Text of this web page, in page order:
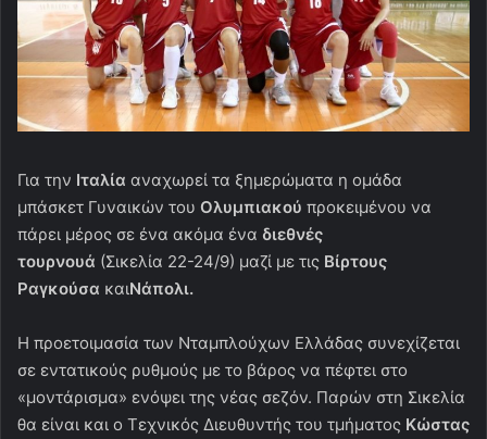
Για την Ιταλία αναχωρεί τα ξημερώματα η ομάδα
μπάσκετ Γυναικών του Ολυμπιακού προκειμένου να
πάρει μέρος σε ένα ακόμα ένα διεθνές
τουρνουά (Σικελία 22-24/9) μαζί με τις Βίρτους
Ραγκούσα καιΝάπολι.
Η προετοιμασία των Νταμπλούχων Ελλάδας συνεχίζεται
σε εντατικούς ρυθμούς με το βάρος να πέφτει στο
«μοντάρισμα» ενόψει της νέας σεζόν. Παρών στη Σικελία
θα είναι και ο Τεχνικός Διευθυντής του τμήματος Κώστας